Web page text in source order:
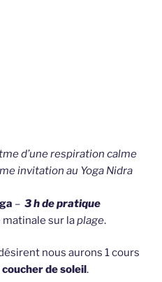
d’une respiration calme
invitation au Yoga Nidra
– 3 h de pratique
matinale sur laplage.
nous aurons 1 cours
de soleil.